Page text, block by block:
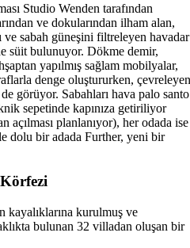
Studio Wenden tarafından
ve dokularından ilham alan,
ve sabah güneşini filtreleyen havadar
süit bulunuyor. Dökme demir,
yapılmış sağlam mobilyalar,
denge oluştururken, çevreleyen
görüyor. Sabahları hava palo santo
sepetinde kapınıza getiriliyor
açılması planlanıyor), her odada ise
dolu bir adada Further, yeni bir
kurulmuş ve
bulunan 32 villadan oluşan bir